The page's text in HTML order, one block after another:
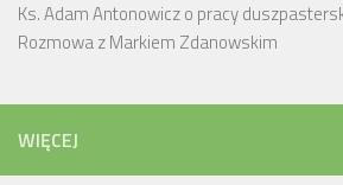
Ks. Adam Antonowicz o pracy
Rozmowa z Markiem Zdanowskim
WIĘCEJ